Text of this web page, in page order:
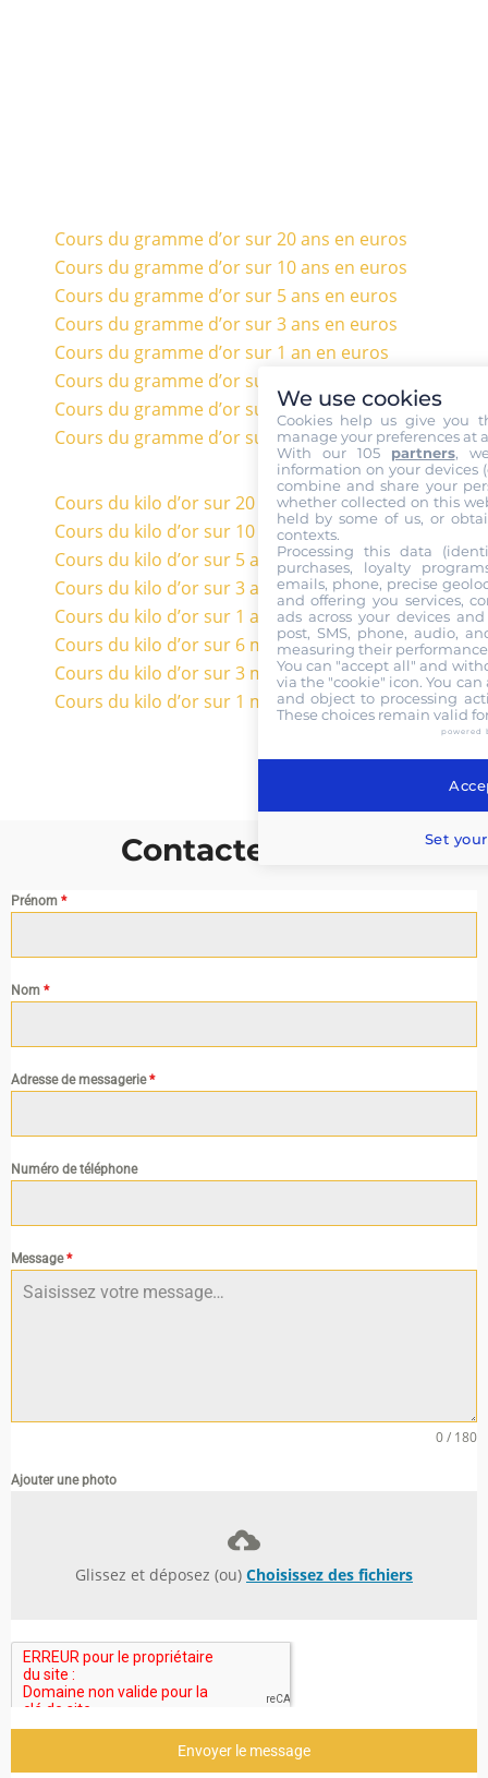
Cours du gramme d’or sur 20 ans en euros
Cours du gramme d’or sur 10 ans en euros
Cours du gramme d’or sur 5 ans en euros
Cours du gramme d’or sur 3 ans en euros
Cours du gramme d’or sur 1 an en euros
Cours du gramme d’or sur 6 mois en euros
Cours du gramme d’or sur 3 mois en euros
Cours du gramme d’or sur 1 mois en euros
Cours du kilo d’or sur 20 ans en euros
Cours du kilo d’or sur 10 ans en euros
Cours du kilo d’or sur 5 ans en euros
Cours du kilo d’or sur 3 ans en euros
Cours du kilo d’or sur 1 an en euros
Cours du kilo d’or sur 6 mois en euros
Cours du kilo d’or sur 3 mois en euros
Cours du kilo d’or sur 1 mois en euros
Contactez nous
Prénom *
Nom *
Adresse de messagerie*
Numéro de téléphone
Message*
0 / 180
Ajouter une photo
Glissez et déposez (ou) Choisissez des fichiers
Envoyer le message
We use cookies
Cookies help us give you
manage your preferences at
With our 105 partners,
information on your devices
combine and share your
whether collected on this
held by some of us, or
contexts.
Processing this data
purchases, loyalty
emails, phone, precise
and offering you services,
ads across your devices
post, SMS, phone, audio,
measuring their
You can "accept all" and
via the "cookie" icon. You
and object to processing
These choices remain valid
powered
Set